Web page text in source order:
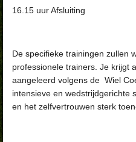
16.15 uur Afsluiting
De specifieke trainingen zullen
professionele trainers. Je krijgt
aangeleerd volgens de Wiel
intensieve en wedstrijdgerichte
en het zelfvertrouwen sterk